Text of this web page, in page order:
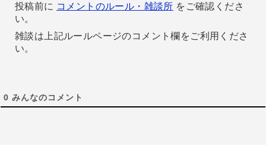
投稿前に コメントのルール・雑談所 をご確認くださ
い。
雑談は上記ルールページのコメント欄をご利用くださ
い。
0 みんなのコメント